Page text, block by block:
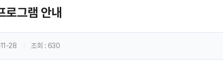
로그램 안내
28 조회 : 630